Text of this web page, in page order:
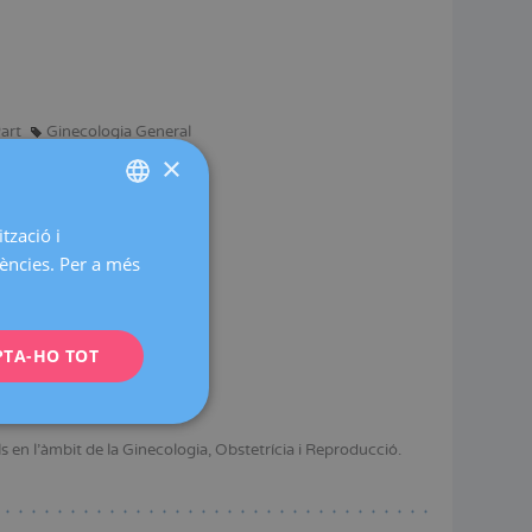
Ginecologia General
de Barcelona.
en l'àmbit de la Ginecologia, Obstetrícia i Reproducció.
CATALÀ
FRENCH
×
i
Per a més
HO TOT